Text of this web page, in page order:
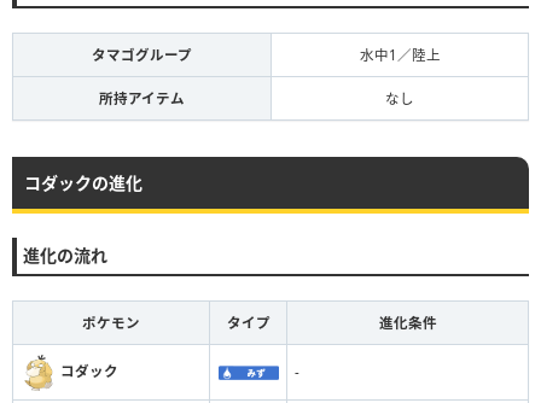
タマゴグループ 水中1／陸上
所持アイテム なし
コダックの進化
進化の流れ
ポケモン タイプ 進化条件
コダック -